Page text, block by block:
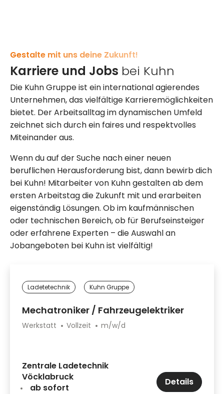
Gestalte mit uns deine Zukunft!
Karriere und Jobs bei Kuhn
Die Kuhn Gruppe ist ein international agierendes
Unternehmen, das vielfältige Karrieremöglichkeiten
bietet. Der Arbeitsalltag im dynamischen Umfeld
zeichnet sich durch ein faires und respektvolles
Miteinander aus.
Wenn du auf der Suche nach einer neuen
beruflichen Herausforderung bist, dann bewirb dich
bei Kuhn! Mitarbeiter von Kuhn gestalten ab dem
ersten Arbeitstag die Zukunft mit und erarbeiten
eigenständig Lösungen. Ob im kaufmännischen
oder technischen Bereich, ob für Berufseinsteiger
oder erfahrene Experten – die Auswahl an
Jobangeboten bei Kuhn ist vielfältig!
Ladetetechnik Kuhn Gruppe
Mechatroniker / Fahrzeugelektriker
Werkstatt Vollzeit m/w/d
Zentrale Ladetechnik
Vöcklabruck
ab sofort
Details